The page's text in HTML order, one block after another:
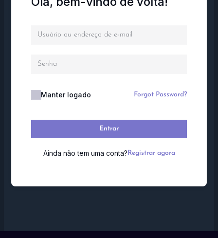
Manter logado Forgot Password?
Entrar
Ainda não tem uma conta? Registrar agora